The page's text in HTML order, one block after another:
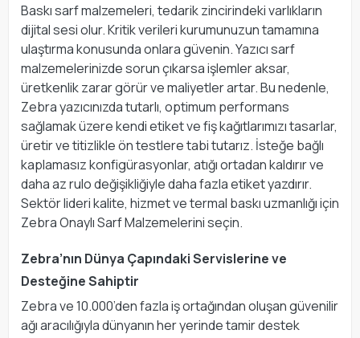
Baskı sarf malzemeleri, tedarik zincirindeki varlıkların
dijital sesi olur. Kritik verileri kurumunuzun tamamına
ulaştırma konusunda onlara güvenin. Yazıcı sarf
malzemelerinizde sorun çıkarsa işlemler aksar,
üretkenlik zarar görür ve maliyetler artar. Bu nedenle,
Zebra yazıcınızda tutarlı, optimum performans
sağlamak üzere kendi etiket ve fiş kağıtlarımızı tasarlar,
üretir ve titizlikle ön testlere tabi tutarız. İsteğe bağlı
kaplamasız konfigürasyonlar, atığı ortadan kaldırır ve
daha az rulo değişikliğiyle daha fazla etiket yazdırır.
Sektör lideri kalite, hizmet ve termal baskı uzmanlığı için
Zebra Onaylı Sarf Malzemelerini seçin.
Zebra’nın Dünya Çapındaki Servislerine ve
Desteğine Sahiptir
Zebra ve 10.000’den fazla iş ortağından oluşan güvenilir
ağı aracılığıyla dünyanın her yerinde tamir destek